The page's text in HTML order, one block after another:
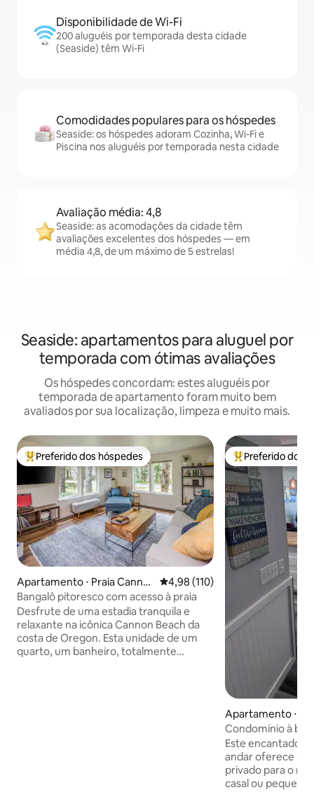
Disponibilidade de Wi-Fi
200 aluguéis por temporada desta cidade
(Seaside) têm Wi-Fi
Comodidades populares para os hóspedes
Seaside: os hóspedes adoram Cozinha, Wi-Fi e
Piscina nos aluguéis por temporada nesta cidade
Avaliação média: 4,8
Seaside: as acomodações da cidade têm
avaliações excelentes dos hóspedes — em
média 4,8, de um máximo de 5 estrelas!
Seaside: apartamentos para aluguel por
temporada com ótimas avaliações
Os hóspedes concordam: estes aluguéis por
temporada de apartamento foram muito bem
avaliados por sua localização, limpeza e muito mais.
Entre os melhores preferidos dos hóspedes
Preferido dos hóspedes
Apartamento ⋅ Praia Canno
n
4,98 de uma avaliação média de
4,98 (110)
Bangalô pitoresco com acesso à praia
Desfrute de uma estadia tranquila e
relaxante na icônica Cannon Beach da
costa de Oregon. Esta unidade de um
quarto, um banheiro, totalmente
Entre os
Preferido dos
Apartamento ⋅
each
Condomínio à
Beach
Este encantador
andar oferece
privado para o
casal ou